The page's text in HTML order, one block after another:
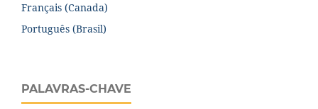
Français (Canada)
Português (Brasil)
PALAVRAS-CHAVE